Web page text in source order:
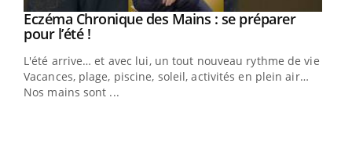
Youtube
Eczéma Chronique des Mains : se préparer
pour l’été !Youtube
L'été arrive… et avec lui, un tout nouveau rythme de vie !
Vacances, plage, piscine, soleil, activités en plein air…
Nos mains sont ...